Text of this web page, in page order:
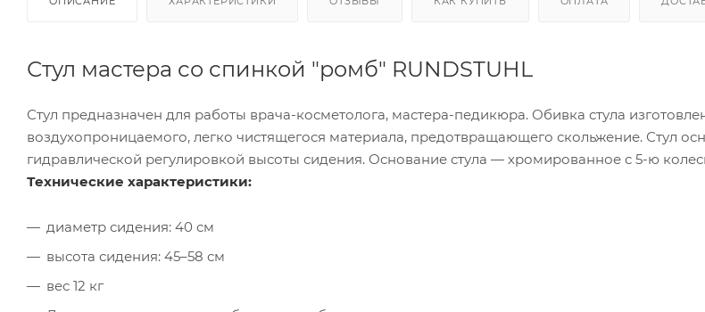
Стул мастера со спинкой "ромб" RUNDSTUHL
Стул предназначен для работы врача-косметолога, мастера-педикюра. Обивка стула
воздухопроницаемого, легко чистящегося материала, предотвращающего скольжение. Стул
гидравлической регулировкой высоты сидения. Основание стула — хромированное с 5-ю
Технические характеристики:
диаметр сидения: 40 см
высота сидения: 45–58 см
вес 12 кг